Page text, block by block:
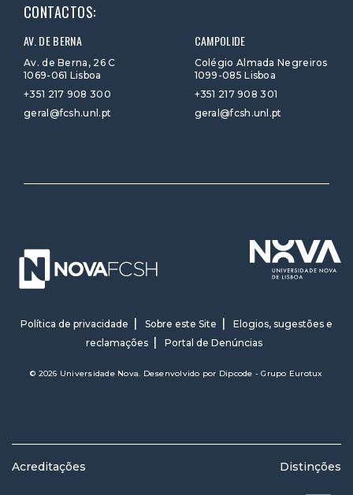
CONTACTOS:
AV. DE BERNA
Av. de Berna, 26 C
1069-061 Lisboa
+351 217 908 300
geral@fcsh.unl.pt
CAMPOLIDE
Colégio Almada Negreiros
1099-085 Lisboa
+351 217 908 301
geral@fcsh.unl.pt
Política de privacidade Sobre este Site
Elogios, sugestões e
reclamações
Portal de Denúncias
© 2026 Universidade Nova. Desenvolvido por Dipcode - Grupo Eurotux
Acreditações Distinções